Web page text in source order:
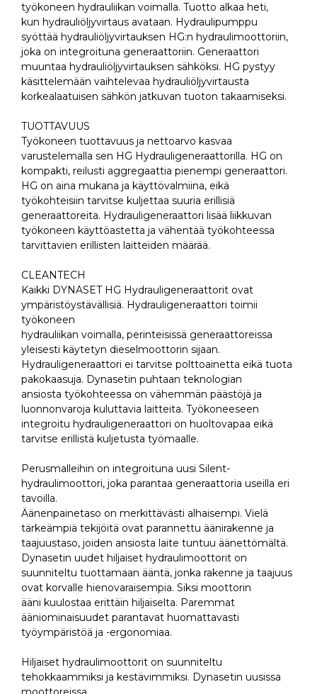
työkoneen hydrauliikan voimalla. Tuotto alkaa heti,
kun hydrauliöljyvirtaus avataan. Hydraulipumppu
syöttää hydrauliöljyvirtauksen HG:n hydraulimoottoriin,
joka on integroituna generaattoriin. Generaattori
muuntaa hydrauliöljyvirtauksen sähköksi. HG pystyy
käsittelemään vaihtelevaa hydrauliöljyvirtausta
korkealaatuisen sähkön jatkuvan tuoton takaamiseksi.
TUOTTAVUUS
Työkoneen tuottavuus ja nettoarvo kasvaa
varustelemalla sen HG Hydrauligeneraattorilla. HG on
kompakti, reilusti aggregaattia pienempi generaattori.
HG on aina mukana ja käyttövalmiina, eikä
työkohteisiin tarvitse kuljettaa suuria erillisiä
generaattoreita. Hydrauligeneraattori lisää liikkuvan
työkoneen käyttöastetta ja vähentää työkohteessa
tarvittavien erillisten laitteiden määrää.
CLEANTECH
Kaikki DYNASET HG Hydrauligeneraattorit ovat
ympäristöystävällisiä. Hydrauligeneraattori toimii
työkoneen
hydrauliikan voimalla, perinteisissä generaattoreissa
yleisesti käytetyn dieselmoottorin sijaan.
Hydrauligeneraattori ei tarvitse polttoainetta eikä tuota
pakokaasuja. Dynasetin puhtaan teknologian
ansiosta työkohteessa on vähemmän päästöjä ja
luonnonvaroja kuluttavia laitteita. Työkoneeseen
integroitu hydrauligeneraattori on huoltovapaa eikä
tarvitse erillistä kuljetusta työmaalle.
Perusmalleihin on integroituna uusi Silent-
hydraulimoottori, joka parantaa generaattoria useilla eri
tavoilla.
Äänenpainetaso on merkittävästi alhaisempi. Vielä
tärkeämpiä tekijöitä ovat parannettu äänirakenne ja
taajuustaso, joiden ansiosta laite tuntuu äänettömältä.
Dynasetin uudet hiljaiset hydraulimoottorit on
suunniteltu tuottamaan ääntä, jonka rakenne ja taajuus
ovat korvalle hienovaraisempia. Siksi moottorin
ääni kuulostaa erittäin hiljaiselta. Paremmat
ääniominaisuudet parantavat huomattavasti
työympäristöä ja -ergonomiaa.
Hiljaiset hydraulimoottorit on suunniteltu
tehokkaammiksi ja kestävimmiksi. Dynasetin uusissa